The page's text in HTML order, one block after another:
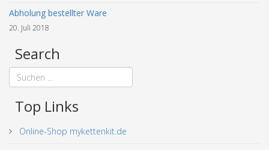
Abholung bestellter Ware
20. Juli 2018
Search
Top Links
Online-Shop mykettenkit.de